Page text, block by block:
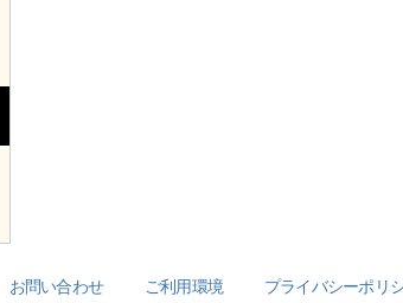
お問い合わせ ご利用環境 プライバシーポリ